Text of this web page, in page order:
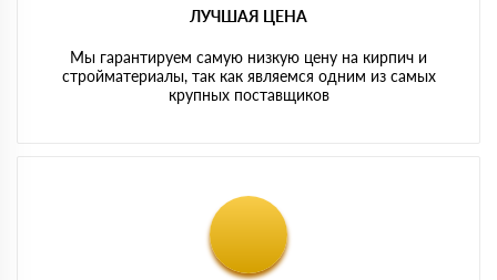
ЛУЧШАЯ ЦЕНА
Мы гарантируем самую низкую цену на кирпич и
стройматериалы, так как являемся одним из самых
крупных поставщиков